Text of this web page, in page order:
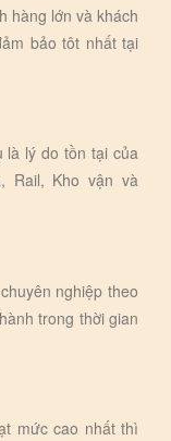
hàng lớn và khách
bảo tôt nhất tại
là lý do tồn tại của
Rail, Kho vận và
nghiệp theo
trong thời gian
mức cao nhất thì